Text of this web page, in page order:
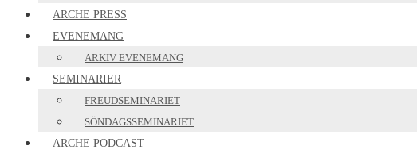
ARCHE PRESS
EVENEMANG
ARKIV EVENEMANG
SEMINARIER
FREUDSEMINARIET
SÖNDAGSSEMINARIET
ARCHE PODCAST